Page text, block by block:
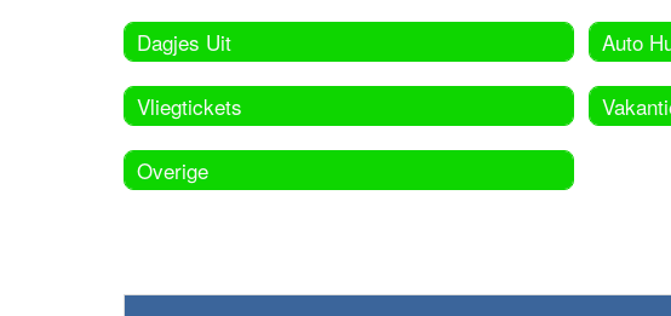
Dagjes Uit
Vliegtickets
Overige
Auto